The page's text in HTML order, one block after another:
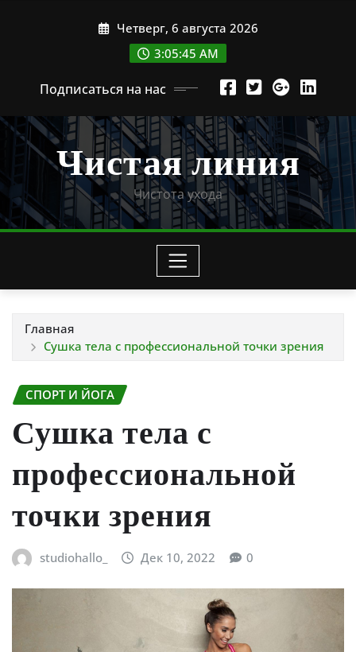
Четверг, 6 августа 2026
3:05:46 AM
Подписаться на нас
Чистая линия
Чистота ухода
Главная
Сушка тела с профессиональной точки зрения
СПОРТ И ЙОГА
Сушка тела с
профессиональной
точки зрения
studiohallo_ Дек 10, 2022 0